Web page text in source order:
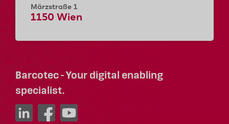
Märzstraße 1
1150 Wien
Barcotec - Your digital enabling
specialist.